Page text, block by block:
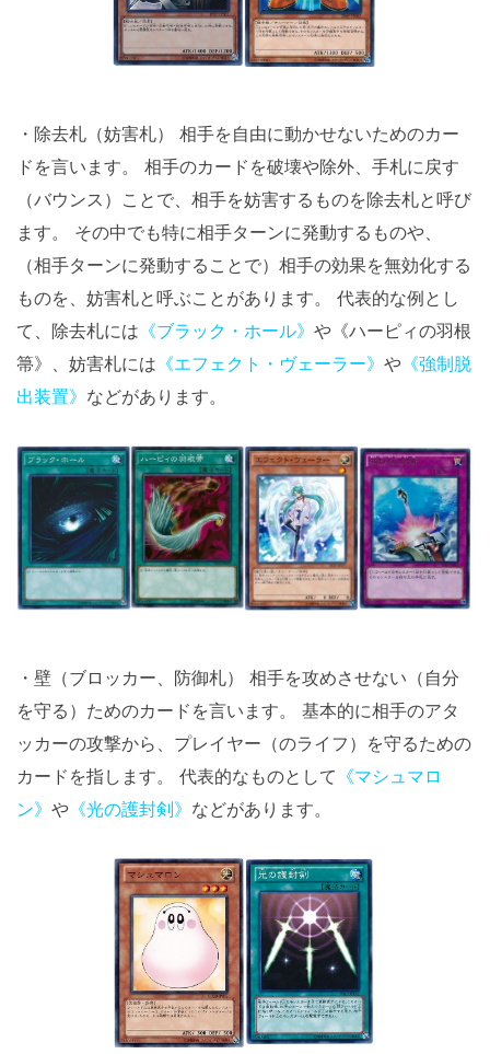
・除去札（妨害札） 相手を自由に動かせないためのカー
ドを言います。 相手のカードを破壊や除外、手札に戻す
（バウンス）ことで、相手を妨害するものを除去札と呼び
ます。 その中でも特に相手ターンに発動するものや、
（相手ターンに発動することで）相手の効果を無効化する
ものを、妨害札と呼ぶことがあります。 代表的な例とし
て、除去札には 《ブラック・ホール》 や《ハーピィの羽根
箒》、妨害札には 《エフェクト・ヴェーラー》 や 《強制脱
出装置》 などがあります。
・壁（ブロッカー、防御札） 相手を攻めさせない（自分
を守る）ためのカードを言います。 基本的に相手のアタ
ッカーの攻撃から、プレイヤー（のライフ）を守るための
カードを指します。 代表的なものとして 《マシュマロ
ン》 や 《光の護封剣》 などがあります。